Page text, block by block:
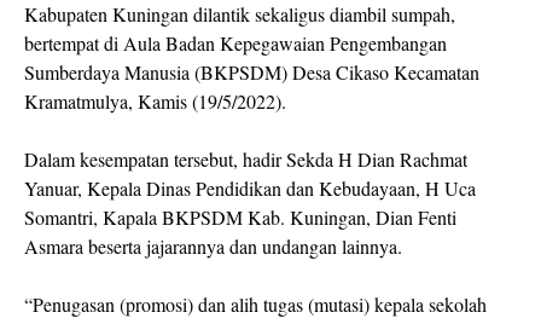
Kabupaten Kuningan dilantik sekaligus diambil sumpah,
bertempat di Aula Badan Kepegawaian Pengembangan
Sumberdaya Manusia (BKPSDM) Desa Cikaso Kecamatan
Kramatmulya, Kamis (19/5/2022).
Dalam kesempatan tersebut, hadir Sekda H Dian Rachmat
Yanuar, Kepala Dinas Pendidikan dan Kebudayaan, H Uca
Somantri, Kapala BKPSDM Kab. Kuningan, Dian Fenti
Asmara beserta jajarannya dan undangan lainnya.
“Penugasan (promosi) dan alih tugas (mutasi) kepala sekolah